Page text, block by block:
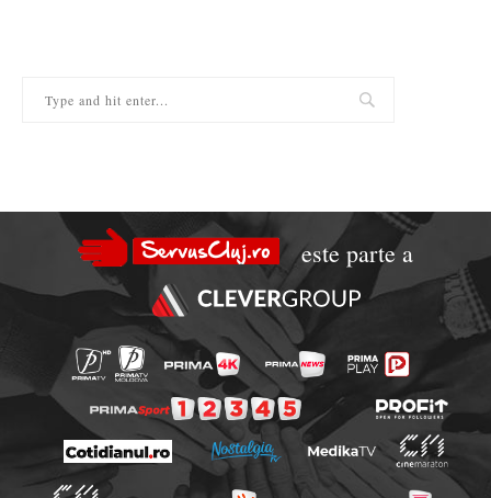
este parte a